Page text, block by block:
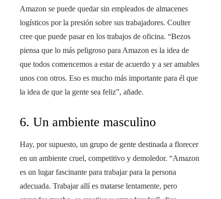
Amazon se puede quedar sin empleados de almacenes
logísticos por la presión sobre sus trabajadores. Coulter
cree que puede pasar en los trabajos de oficina. “Bezos
piensa que lo más peligroso para Amazon es la idea de
que todos comencemos a estar de acuerdo y a ser amables
unos con otros. Eso es mucho más importante para él que
la idea de que la gente sea feliz”, añade.
6. Un ambiente masculino
Hay, por supuesto, un grupo de gente destinada a florecer
en un ambiente cruel, competitivo y demoledor. “Amazon
es un lugar fascinante para trabajar para la persona
adecuada. Trabajar allí es matarse lentamente, pero